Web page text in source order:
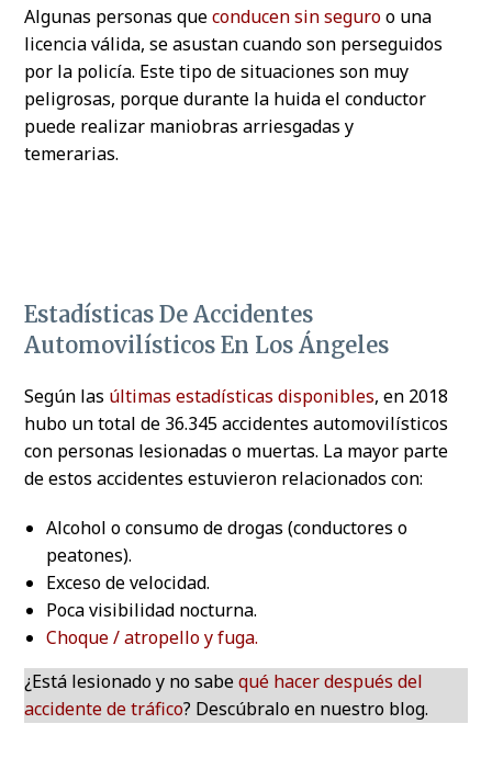
Algunas personas queconducen sin seguroo una
licencia válida, se asustan cuando son perseguidos
por la policía. Este tipo de situaciones son muy
peligrosas, porque durante la huida el conductor
puede realizar maniobras arriesgadas y
temerarias.
Estadísticas De Accidentes
Automovilísticos En Los Ángeles
Según las últimas estadísticas disponibles, en 2018
hubo un total de 36.345 accidentes automovilísticos
con personas lesionadas o muertas. La mayor parte
de estos accidentes estuvieron relacionados con:
Alcohol o consumo de drogas (conductores o
peatones).
Exceso de velocidad.
Poca visibilidad nocturna.
Choque / atropello y fuga.
¿Está lesionado y no sabequé hacer después del
accidente de tráfico? Descúbralo en nuestro blog.